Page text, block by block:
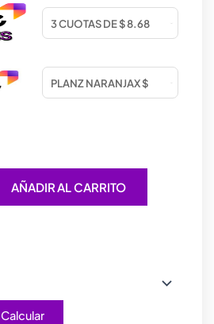
AÑADIR AL CARRITO
Calcular